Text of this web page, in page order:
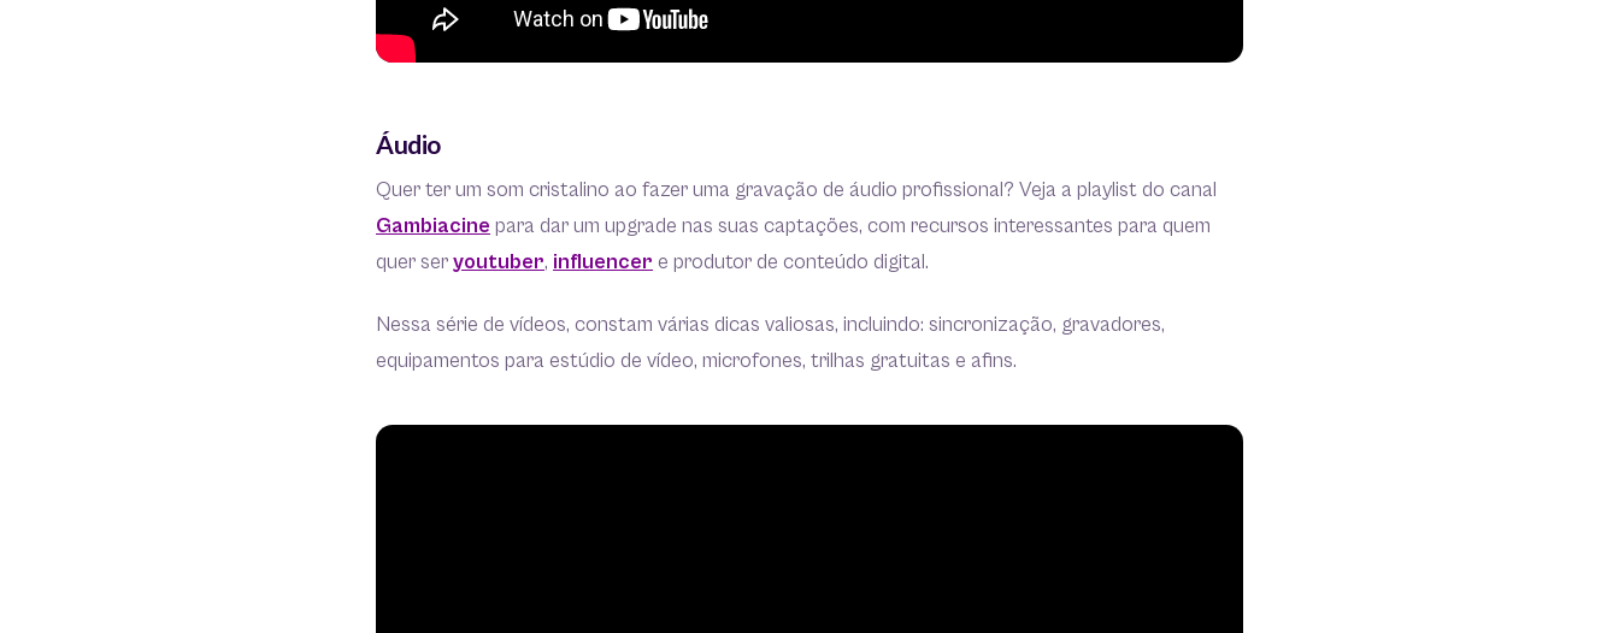
Áudio
Quer ter um som cristalino ao fazer uma gravação de áudio profissional? Veja a playlist do canal
Gambiacine para dar um upgrade nas suas captações, com recursos interessantes para quem
quer ser youtuber, influencer e produtor de conteúdo digital.
Nessa série de vídeos, constam várias dicas valiosas, incluindo: sincronização, gravadores,
equipamentos para estúdio de vídeo, microfones, trilhas gratuitas e afins.